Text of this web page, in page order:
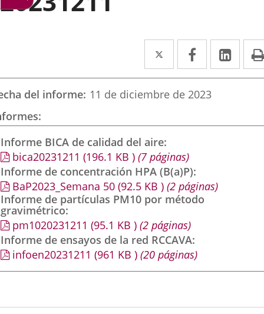
Twitter
Enlace
a
una
externa.
Facebook
Enlace
a
una
externa.
a
del informe 11 de diciembre de 2023
Informe BICA de calidad del aire
bica20231211 (196.1 KB ) (7 páginas)
Informe de concentración HPA (B(a)P)
BaP2023_Semana 50 (92.5 KB ) (2 páginas)
Informe de partículas PM10 por método
gravimétrico
pm1020231211 (95.1 KB ) (2 páginas)
Informe de ensayos de la red RCCAVA
infoen20231211 (961 KB ) (20 páginas)